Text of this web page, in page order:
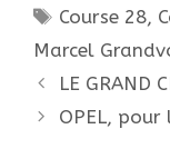
Étiquettes
Course 28,
Marcel
Navigation
des
LE GRAND
OPEL,